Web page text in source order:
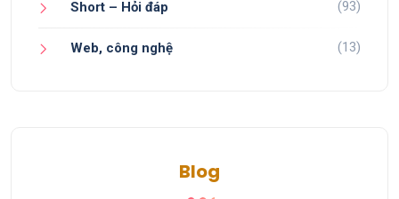
Short – Hỏi đáp (93)
Web, công nghệ (13)
Blog